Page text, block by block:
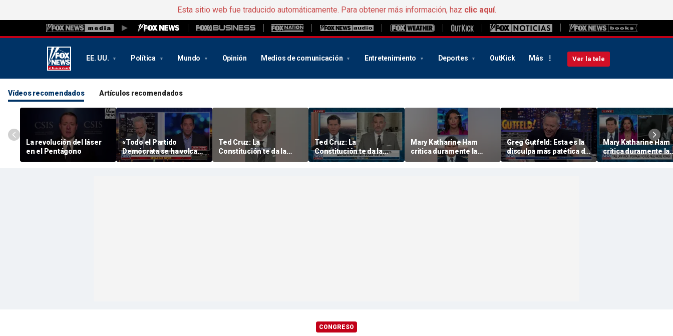
Esta sitio web fue traducido automáticamente. Para obtener más información, haz clic aquí.
EE. UU. Política Mundo Opinión Medios de comunicación Entretenimiento Deportes OutKick Más Ver la tele
Vídeos recomendados Artículos recomendados
La revolución del láser
en el Pentágono
«Todo el Partido
Demócrata se ha volcado
en el socialismo», dice
Michael Knowles
Ted Cruz: La
Constitución te da la
respuesta
Ted Cruz: La
Constitución te da la
respuesta
Mary Katharine Ham
critica duramente la
propuesta electoral
radical de un profesor
Greg Gutfeld: Esta es la
disculpa más patética de
la historia
Mary Katharine Ham
critica duramente la
propuesta electoral
radical de un
CONGRESO